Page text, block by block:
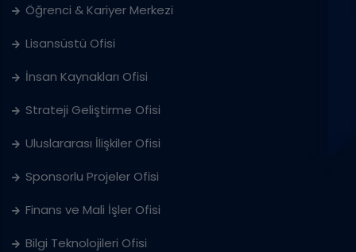
Öğrenci & Kariyer Merkezi
Lisansüstü Ofisi
İnsan Kaynakları Ofisi
Strateji Geliştirme Ofisi
Uluslararası İlişkiler Ofisi
Sponsorlu Projeler Ofisi
Finans ve Mali İşler Ofisi
Bilgi Teknolojileri Ofisi